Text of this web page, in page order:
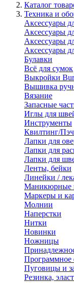
Каталог
Техника и
Аксессуары
Аксессуары
Аксессуары
Аксессуары
Булавки
Всё для сумок
Выкройки
Вышивка
Вязание
Запасные
Иглы для
Инструменты
Квилтинг/
Лапки для
Лапки для
Лапки для
Ленты, бейки
Линейки /
Маникюрные
Маркеры и
Молнии
Наперстки
Нитки
Новинки
Ножницы
Программное
Пуговицы и
Резинка,